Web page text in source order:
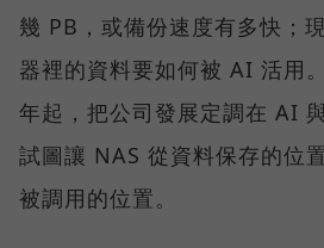
幾 PB，或備份速度有多快；
器裡的資料要如何被 AI 活用
年起，把公司發展定調在 AI
試圖讓 NAS 從資料保存的位
被調用的位置。